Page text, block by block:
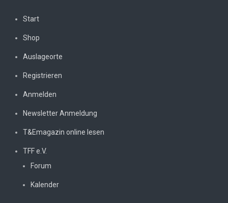
Start
Shop
Auslageorte
Registrieren
Anmelden
Newsletter Anmeldung
T&Emagazin online lesen
TFF e.V.
Forum
Kalender